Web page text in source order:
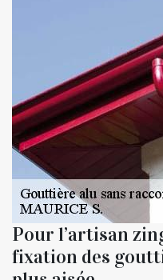
Pour l’artisan
fixation des